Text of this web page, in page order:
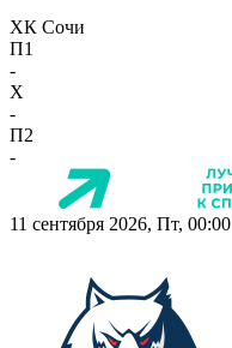
ХК Сочи
П1
-
X
-
П2
-
11 сентября 2026, Пт, 00:00